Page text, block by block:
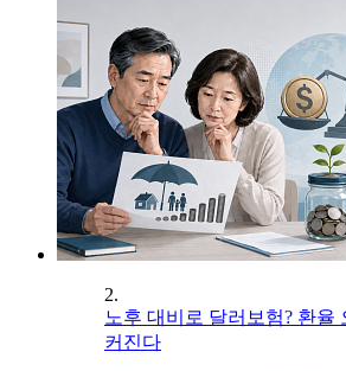
2.
노후 대비로 달러보험? 환율
커진다